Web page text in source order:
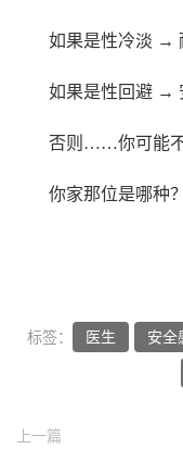
如果是性冷淡 →
如果是性回避 →
否则……你可能不
你家那位是哪种
标签： 医生 安全
上一篇